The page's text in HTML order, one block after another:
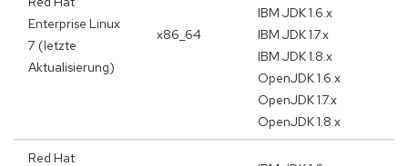
Enterprise Linux
7 (letzte
Aktualisierung)
x86_64
IBM JDK 1.6.x
IBM JDK 1.7.x
IBM JDK 1.8.x
OpenJDK 1.6.x
OpenJDK 1.7.x
OpenJDK 1.8.x
Red Hat